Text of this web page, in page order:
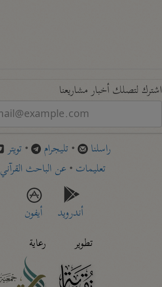
اشترك لتصلك أخبار مشاريعنا
راسلنا • تليجرام • تويتر
تعليمات• عن الباحث القرآني
أندرويد
أيفون
تطوير
رعاية